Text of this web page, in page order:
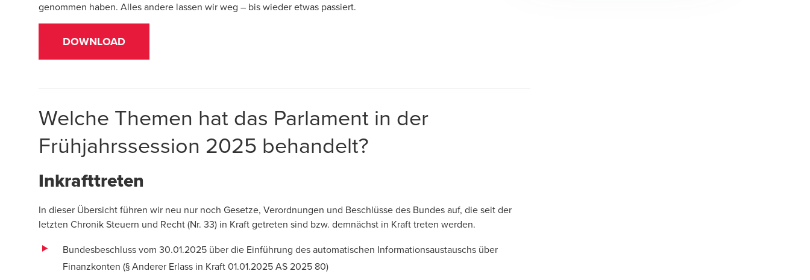
genommen haben. Alles andere lassen wir weg – bis wieder etwas passiert.
DOWNLOAD
Welche Themen hat das Parlament in der
Frühjahrssession 2025 behandelt?
Inkrafttreten
In dieser Übersicht führen wir neu nur noch Gesetze, Verordnungen und Beschlüsse des Bundes auf, die seit der
letzten Chronik Steuern und Recht (Nr. 33) in Kraft getreten sind bzw. demnächst in Kraft treten werden.
Bundesbeschluss vom 30.01.2025 über die Einführung des automatischen Informationsaustauschs über
Finanzkonten (§ Anderer Erlass in Kraft 01.01.2025AS 2025 80)